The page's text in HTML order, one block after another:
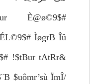
È@ø©9$#
ÌøgrB Îû
!$tBur tAtRr&
$uômr’sù ÏmÎ/